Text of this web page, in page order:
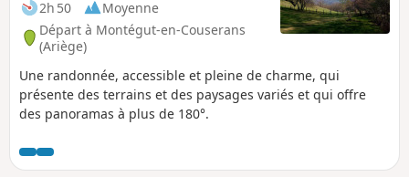
2h 50
Moyenne
Départ à Montégut-en-Couserans
(Ariège)
Une randonnée, accessible et pleine de charme, qui
présente des terrains et des paysages variés et qui offre
des panoramas à plus de 180°.